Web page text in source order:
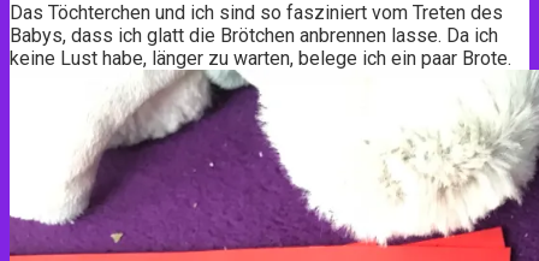
Das Töchterchen und ich sind so fasziniert vom Treten des
Babys, dass ich glatt die Brötchen anbrennen lasse. Da ich
keine Lust habe, länger zu warten, belege ich ein paar Brote.